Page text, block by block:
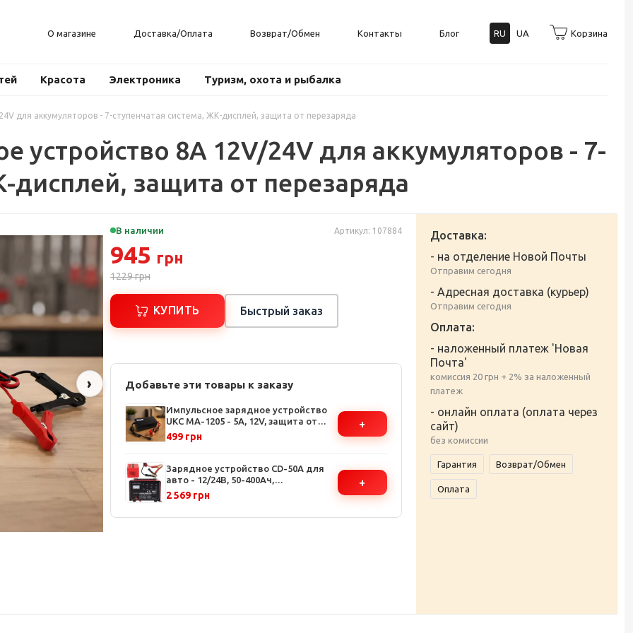
О магазине Доставка/Оплата Возврат/Обмен Контакты Блог RU UA Корзина
Красота Электроника Туризм, охота и рыбалка
для аккумуляторов - 7-ступенчатая система, ЖК-дисплей, защита от перезаряда
устройство 8A 12V/24V для аккумуляторов - 7-
дисплей, защита от перезаряда
›
В наличии Артикул: 107884
945 грн
1229грн
КУПИТЬ Быстрый заказ
Добавьте эти товары к заказу
Импульсное зарядное устройство
UKC MA-1205 - 5A, 12V, защита от
перепадов напряжения, авто и
мото аккумуляторы
499 грн
+
Зарядное устройство CD-50A для
авто - 12/24В, 50-400Ач,
автоматическое определение,
защита от перегрева
2 569 грн
+
Доставка:
- на отделение Новой Почты
Отправим сегодня
- Адресная доставка (курьер)
Отправим сегодня
Оплата:
- наложенный платеж 'Новая
Почта'
комиссия 20 грн + 2% за наложенный
платеж
- онлайн оплата (оплата через
сайт)
без комиссии
Гарантия Возврат/Обмен
Оплата